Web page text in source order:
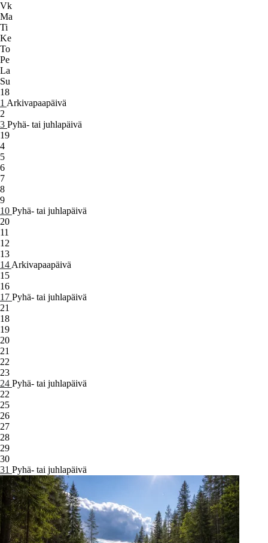
Vk
Ma
Ti
Ke
To
Pe
La
Su
18
1 Arkivapaapäivä
2
3 Pyhä- tai juhlapäivä
19
4
5
6
7
8
9
10 Pyhä- tai juhlapäivä
20
11
12
13
14 Arkivapaapäivä
15
16
17 Pyhä- tai juhlapäivä
21
18
19
20
21
22
23
24 Pyhä- tai juhlapäivä
22
25
26
27
28
29
30
31 Pyhä- tai juhlapäivä